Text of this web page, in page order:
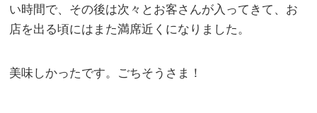
い時間で、その後は次々とお客さんが入ってきて、お
店を出る頃にはまた満席近くになりました。
美味しかったです。ごちそうさま！